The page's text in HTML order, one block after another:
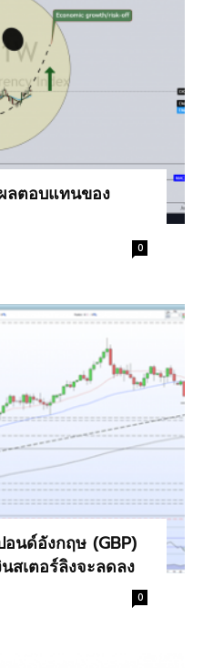
ลตอบแทนของ
0
นด์อังกฤษ (GBP)
สเตอร์ลิงจะลดลง
0